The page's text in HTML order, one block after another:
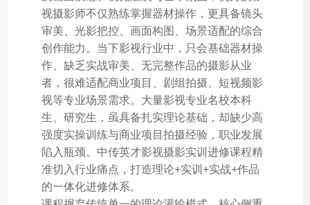
视摄影师不仅熟练掌握器材操作，更具备镜头
审美、光影把控、画面构图、场景适配的综合
创作能力。当下影视行业中，只会基础器材操
作、缺乏实战审美、无完整作品的摄影从业
者，很难适配商业项目、剧组拍摄、短视频影
视等专业场景需求。大量影视专业名校本科
生、研究生，虽具备扎实理论基础，却缺少高
强度实操训练与商业项目拍摄经验，职业发展
陷入瓶颈。中传英才影视摄影实训进修课程精
准切入行业痛点，打造理论+实训+实战+作品
的一体化进修体系。